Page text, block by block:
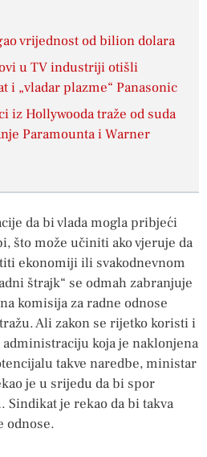
vrijednost od bilion dolara
u TV industriji otišli
i „vladar plazme“ Panasonic
iz Hollywooda traže od suda
Paramounta i Warner
da bi vlada mogla pribjeći
što može učiniti ako vjeruje da
ekonomiji ili svakodnevnom
štrajk“ se odmah zabranjuje
komisija za radne odnose
Ali zakon se rijetko koristi i
koja je naklonjena
takve naredbe, ministar
je u srijedu da bi spor
je rekao da bi takva
odnose.